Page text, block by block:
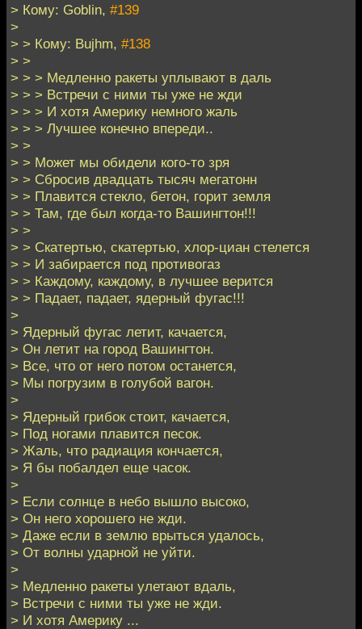
> Кому: Goblin, #139
>
> > Кому: Bujhm, #138
> >
> > > Медленно ракеты уплывают в даль
> > > Встречи с ними ты уже не жди
> > > И хотя Америку немного жаль
> > > Лучшее конечно впереди..
> >
> > Может мы обидели кого-то зря
> > Сбросив двадцать тысяч мегатонн
> > Плавится стекло, бетон, горит земля
> > Там, где был когда-то Вашингтон!!!
> >
> > Скатертью, скатертью, хлор-циан стелется
> > И забирается под противогаз
> > Каждому, каждому, в лучшее верится
> > Падает, падает, ядерный фугас!!!
>
> Ядерный фугас летит, качается,
> Он летит на город Вашингтон.
> Все, что от него потом останется,
> Мы погрузим в голубой вагон.
>
> Ядерный грибок стоит, качается,
> Под ногами плавится песок.
> Жаль, что радиация кончается,
> Я бы побалдел еще часок.
>
> Если солнце в небо вышло высоко,
> Он него хорошего не жди.
> Даже если в землю врыться удалось,
> От волны ударной не уйти.
>
> Медленно ракеты улетают вдаль,
> Встречи с ними ты уже не жди.
> И хотя Америку ...